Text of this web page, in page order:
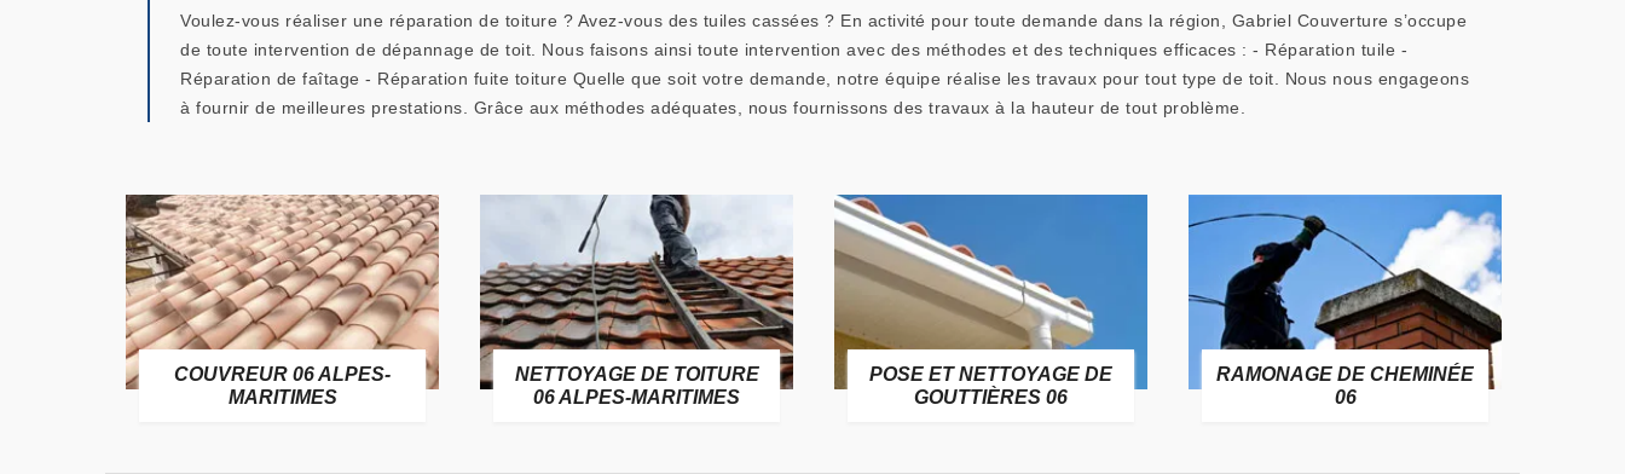
Voulez-vous réaliser une réparation de toiture ? Avez-vous des tuiles cassées ? En activité pour toute demande dans la région, Gabriel Couverture s’occupe
de toute intervention de dépannage de toit. Nous faisons ainsi toute intervention avec des méthodes et des techniques efficaces : - Réparation tuile -
Réparation de faîtage - Réparation fuite toiture Quelle que soit votre demande, notre équipe réalise les travaux pour tout type de toit. Nous nous engageons
à fournir de meilleures prestations. Grâce aux méthodes adéquates, nous fournissons des travaux à la hauteur de tout problème.
COUVREUR 06 ALPES-
MARITIMES
NETTOYAGE DE TOITURE
06 ALPES-MARITIMES
POSE ET NETTOYAGE DE
GOUTTIÈRES 06
RAMONAGE DE CHEMINÉE
06